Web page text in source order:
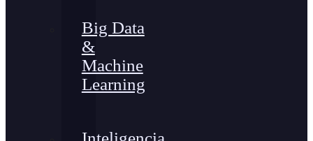
Big Data
&
Machine
Learning